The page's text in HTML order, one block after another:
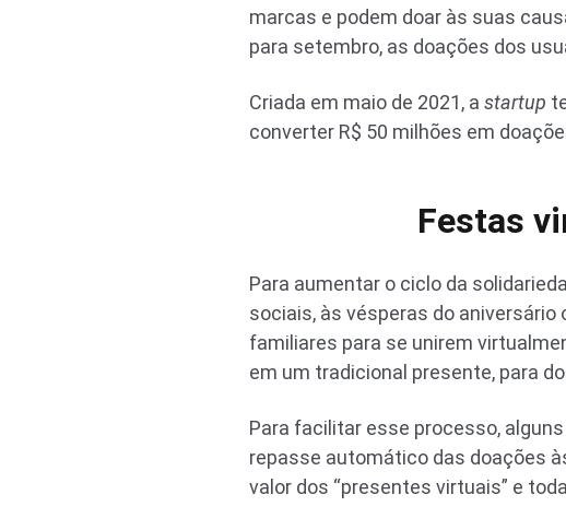
marcas e podem doar às suas
para setembro, as doações dos
Criada em maio de 2021, a startup
converter R$ 50 milhões em
Festas
Para aumentar o ciclo da
sociais, às vésperas do
familiares para se unirem
em um tradicional presente, para
Para facilitar esse processo,
repasse automático das doações
valor dos “presentes virtuais” e